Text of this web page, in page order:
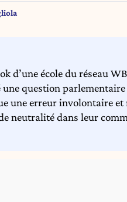
d’une école du réseau
une question
une erreur involontaire
neutralité dans leur